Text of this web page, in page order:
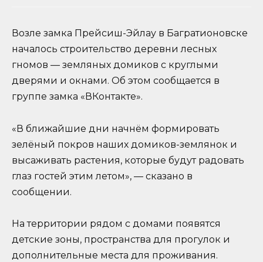
Возле замка Прейсиш-Эйлау в Багратионовске
началось строительство деревни лесных
гномов — земляных домиков с круглыми
дверями и окнами. Об этом сообщается в
группе замка «ВКонтакте».
«В ближайшие дни начнём формировать
зелёный покров наших домиков-землянок и
высаживать растения, которые будут радовать
глаз гостей этим летом», — сказано в
сообщении.
На территории рядом с домами появятся
детские зоны, пространства для прогулок и
дополнительные места для проживания.